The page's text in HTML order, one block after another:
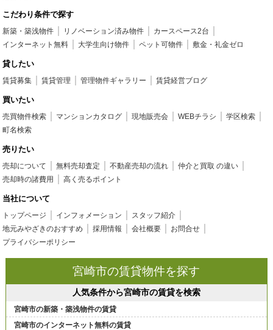
こだわり条件で探す
新築・築浅物件 リノベーション済み物件
カースペース2台
インターネット無料
大学生向け物件 ペット可物件 敷金・礼金ゼロ
貸したい
賃貸募集 賃貸管理 管理物件ギャラリー 賃貸経営ブログ
買いたい
売買物件検索 マンションカタログ 現地販売会 WEBチラシ
学区検索
町名検索
売りたい
売却について 無料売却査定 不動産売却の流れ
仲介と買取 の違い
売却時の諸費用
高く売るポイント
当社について
トップページ インフォメーション
スタッフ紹介
地元みやざきのおすすめ
採用情報 会社概要
お問合せ
プライバシーポリシー
宮崎市の賃貸物件を探す
人気条件から宮崎市の賃貸を検索
宮崎市の新築・築浅物件の賃貸
宮崎市のインターネット無料の賃貸